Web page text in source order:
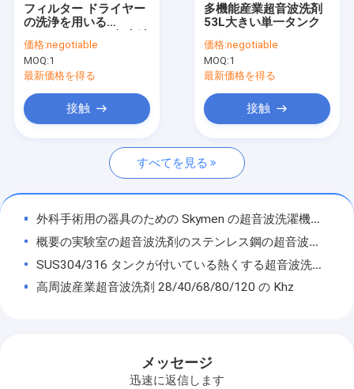
自動超音波洗剤
超音波洗浄機
スプレー清浄機械
浸水許容のトランスデューサー
デジタル超音波クリーナー
熱交換器超音波洗浄機
タイヤのクリーニング機械
フィルター ドライヤー
の洗浄を用いる
よりきれいな洗濯機
135L
価格:negotiable
MOQ:1
最新価格を得る
接触
多機能産業超音波洗剤
53L大きい単一タンク
価格:negotiable
MOQ:1
最新価格を得る
接触
すべてを見る
外科手術用の器具のための Skymen の超音波洗濯機の産業超音波洗剤
概要の実験室の超音波洗剤のステンレス鋼の超音波清浄の単位
SUS304/316 タンクが付いている熱くする超音波洗剤、産業超音波清浄装置
高周波産業超音波洗剤 28/40/68/80/120 の Khz
セリウムの Skymen の多頻度超音波洗剤のステンレス鋼 360 リットル
産業多頻度超音波洗剤のステンレス鋼 28khz、40khz、80khz
メッセージ
迅速に返信します